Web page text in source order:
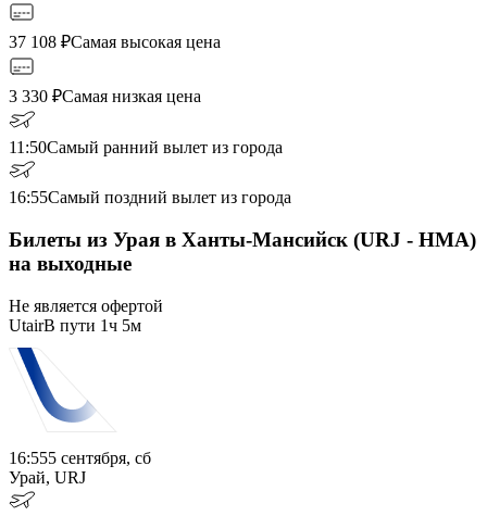
37 108 ₽Самая высокая цена
3 330 ₽Самая низкая цена
11:50Самый ранний вылет из города
16:55Самый поздний вылет из города
Билеты из Урая в Ханты-Мансийск (URJ - HMA)
на выходные
Не является офертой
UtairВ пути 1ч 5м
16:555 сентября, сб
Урай, URJ